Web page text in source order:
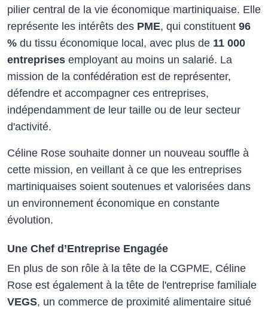
pilier central de la vie économique martiniquaise. Elle
représente les intérêts des PME, qui constituent 96
% du tissu économique local, avec plus de 11 000
entreprises employant au moins un salarié. La
mission de la confédération est de représenter,
défendre et accompagner ces entreprises,
indépendamment de leur taille ou de leur secteur
d'activité.
Céline Rose souhaite donner un nouveau souffle à
cette mission, en veillant à ce que les entreprises
martiniquaises soient soutenues et valorisées dans
un environnement économique en constante
évolution.
Une Chef d’Entreprise Engagée
En plus de son rôle à la tête de la CGPME, Céline
Rose est également à la tête de l'entreprise familiale
VEGS, un commerce de proximité alimentaire situé